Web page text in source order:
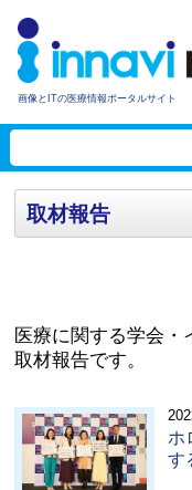
画像とITの医療情報ポータルサイト
取材報告
医療に関する学会・
取材報告です。
ホ
す